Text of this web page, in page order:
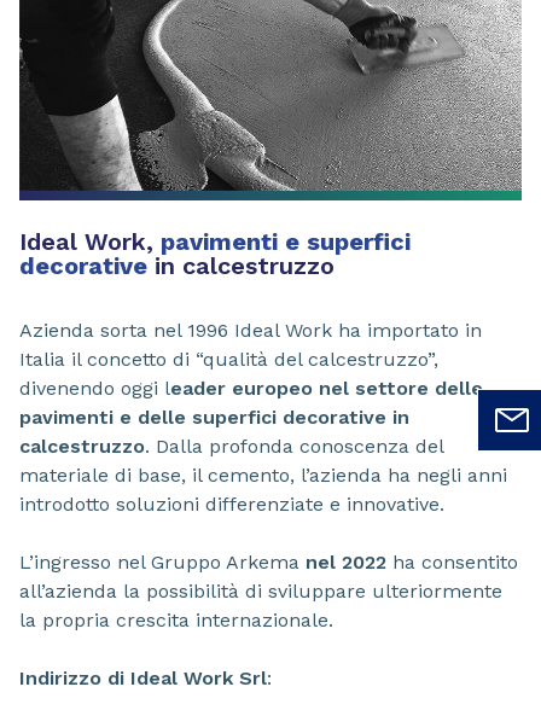
Ideal Work, pavimenti e superfici
decorative in calcestruzzo
Azienda sorta nel 1996 Ideal Work ha importato in
Italia il concetto di “qualità del calcestruzzo”,
divenendo oggi leader europeo nel settore delle
pavimenti e delle superfici decorative in
calcestruzzo. Dalla profonda conoscenza del
materiale di base, il cemento, l’azienda ha negli anni
introdotto soluzioni differenziate e innovative.
L’ingresso nel Gruppo Arkema nel 2022 ha consentito
all’azienda la possibilità di sviluppare ulteriormente
la propria crescita internazionale.
Indirizzo di Ideal Work Srl: